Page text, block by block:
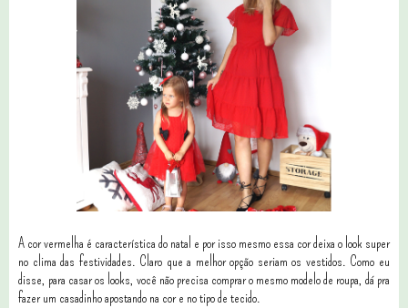
A cor vermelha é característica do natal e por isso mesmo essa cor deixa o look super
no clima das festividades. Claro que a melhor opção seriam os vestidos. Como eu
disse, para casar os looks, você não precisa comprar o mesmo modelo de roupa, dá pra
fazer um casadinho apostando na cor e no tipo de tecido.